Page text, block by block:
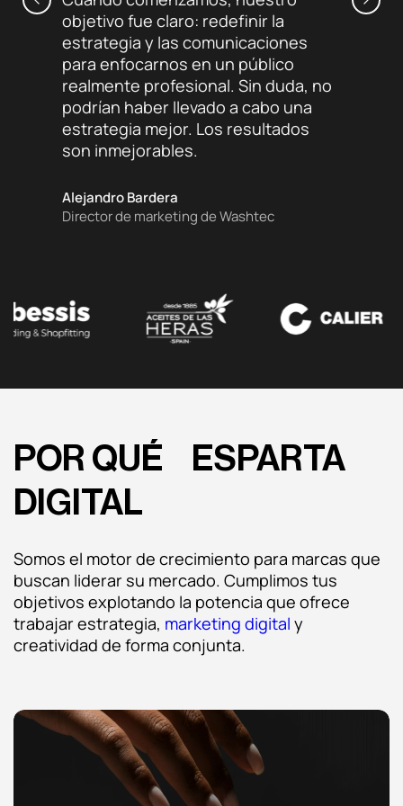
objetivo fue claro: redefinir la
estrategia y las comunicaciones
para enfocarnos en un público
realmente profesional. Sin duda, no
podrían haber llevado a cabo una
estrategia mejor. Los resultados
son inmejorables.
Alejandro Bardera
Director de marketing de Washtec
POR QUÉ ESPARTA
DIGITAL
Somos el motor de crecimiento para marcas que
buscan liderar su mercado. Cumplimos tus
objetivos explotando la potencia que ofrece
trabajar estrategia, marketing digital y
creatividad de forma conjunta.